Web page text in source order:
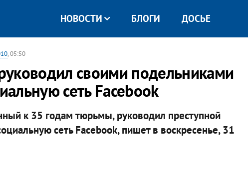
НОВОСТИ БЛОГИ ДОСЬЕ
, 05:50
своими подельниками
сеть Facebook
к 35 годам тюрьмы, руководил преступной
сеть Facebook, пишет в воскресенье, 31